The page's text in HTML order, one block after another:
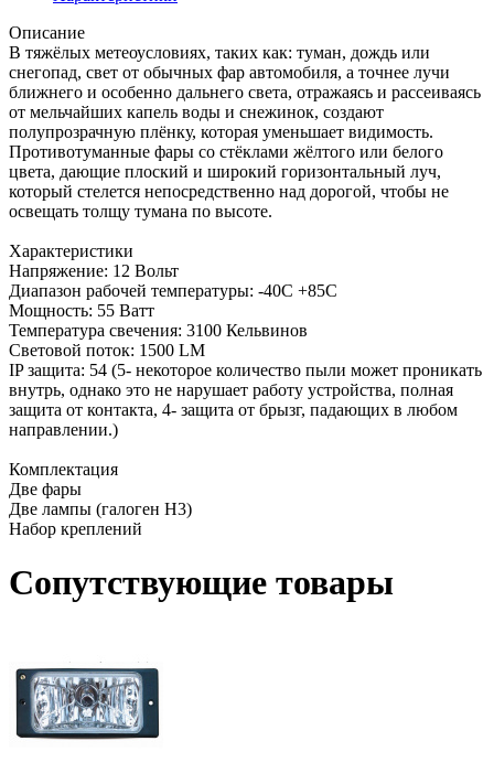
Описание
В тяжёлых метеоусловиях, таких как: туман, дождь или
снегопад, свет от обычных фар автомобиля, а точнее лучи
ближнего и особенно дальнего света, отражаясь и рассеиваясь
от мельчайших капель воды и снежинок, создают
полупрозрачную плёнку, которая уменьшает видимость.
Противотуманные фары со стёклами жёлтого или белого
цвета, дающие плоский и широкий горизонтальный луч,
который стелется непосредственно над дорогой, чтобы не
освещать толщу тумана по высоте.
Характеристики
Напряжение: 12 Вольт
Диапазон рабочей температуры: -40С +85С
Мощность: 55 Ватт
Температура свечения: 3100 Кельвинов
Световой поток: 1500 LM
IP защита: 54 (5- некоторое количество пыли может проникать
внутрь, однако это не нарушает работу устройства, полная
защита от контакта, 4- защита от брызг, падающих в любом
направлении.)
Комплектация
Две фары
Две лампы (галоген H3)
Набор креплений
Сопутствующие товары